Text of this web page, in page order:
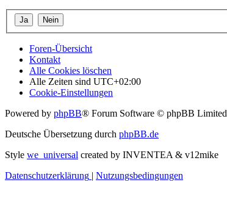
Foren-Übersicht
Kontakt
Alle Cookies löschen
Alle Zeiten sind UTC+02:00
Cookie-Einstellungen
Powered by phpBB® Forum Software © phpBB Limited
Deutsche Übersetzung durch phpBB.de
Style we_universal created by INVENTEA & v12mike
Datenschutzerklärung | Nutzungsbedingungen